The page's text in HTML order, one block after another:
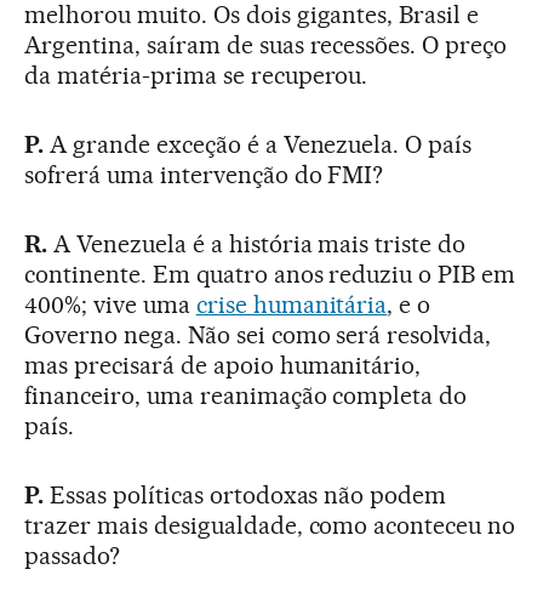
melhorou muito. Os dois gigantes, Brasil e
Argentina, saíram de suas recessões. O preço
da matéria-prima se recuperou.
P. A grande exceção é a Venezuela. O país
sofrerá uma intervenção do FMI?
R. A Venezuela é a história mais triste do
continente. Em quatro anos reduziu o PIB em
400%; vive uma crise humanitária, e o
Governo nega. Não sei como será resolvida,
mas precisará de apoio humanitário,
financeiro, uma reanimação completa do
país.
P. Essas políticas ortodoxas não podem
trazer mais desigualdade, como aconteceu no
passado?